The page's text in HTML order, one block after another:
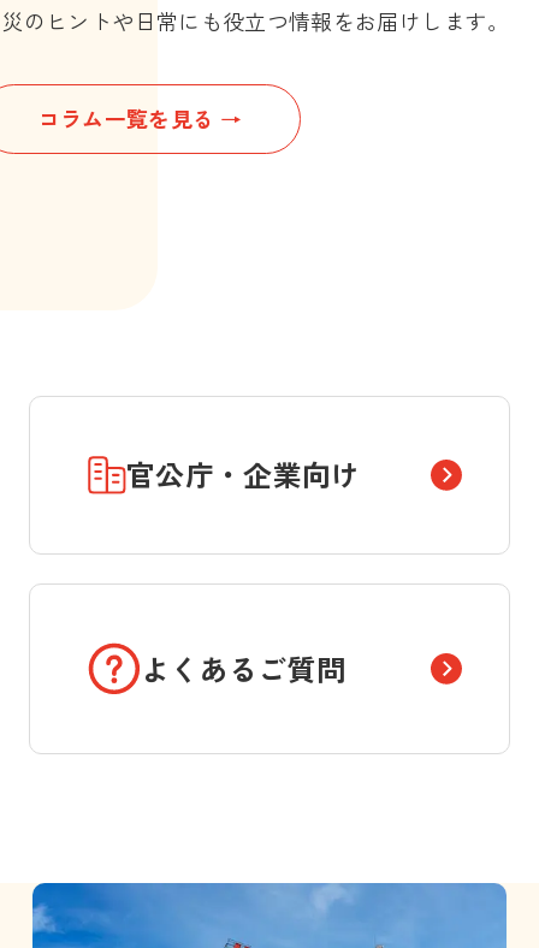
のヒントや日常にも役立つ情報をお届けします。
コラム一覧を見る
製品の魅力防災・備え
2025.07.01
非常時もアウトドアも、日常
をも支える「マジックライス」
官公庁・企業向け
よくあるご質問